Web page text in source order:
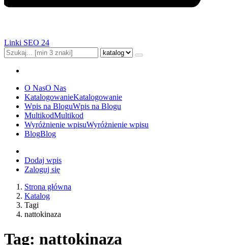
Linki SEO 24
O NasO Nas
KatalogowanieKatalogowanie
Wpis na BloguWpis na Blogu
MultikodMultikod
Wyróżnienie wpisuWyróżnienie wpisu
BlogBlog
Dodaj wpis
Zaloguj się
Strona główna
Katalog
Tagi
nattokinaza
Tag: nattokinaza